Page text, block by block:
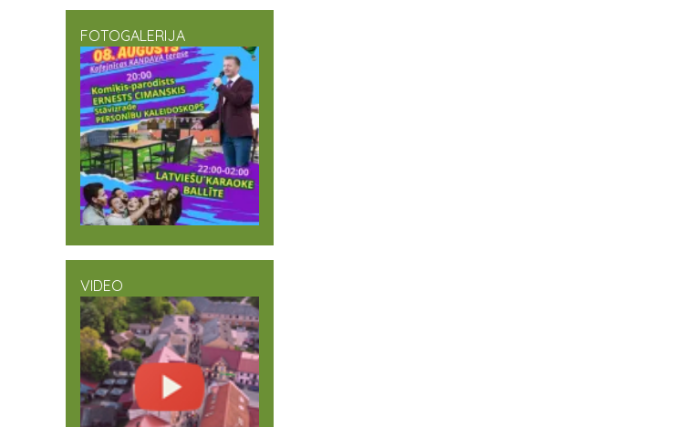
FOTOGALERIJA
VIDEO